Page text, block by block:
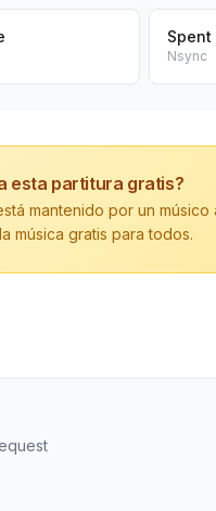
Spent
Nsync
esta partitura gratis?
mantenido por un
música gratis para todos.